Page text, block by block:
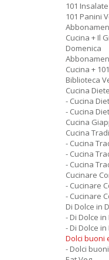
101
101 Panini
Cucina + Il
Domenica
Cucina +
Biblioteca
Cucina
- Cucina
- Cucina
Cucina
Cucina
- Cucina
- Cucina
- Cucina
Cucinare
- Cucinare
- Cucinare
Di Dolce in
- Di Dolce
- Di Dolce
Dolci buoni
- Dolci